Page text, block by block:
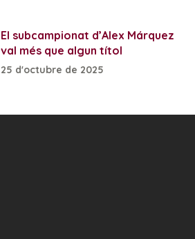
El subcampionat d’Alex Márquez
val més que algun títol
25 d'octubre de 2025